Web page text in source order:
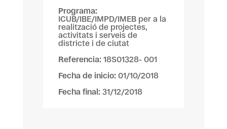
Programa:
ICUB/IBE/IMPD/IMEB per a la
realització de projectes,
activitats i serveis de
districte i de ciutat
Referencia: 18S01328- 001
Fecha de inicio:01/10/2018
Fecha final:31/12/2018